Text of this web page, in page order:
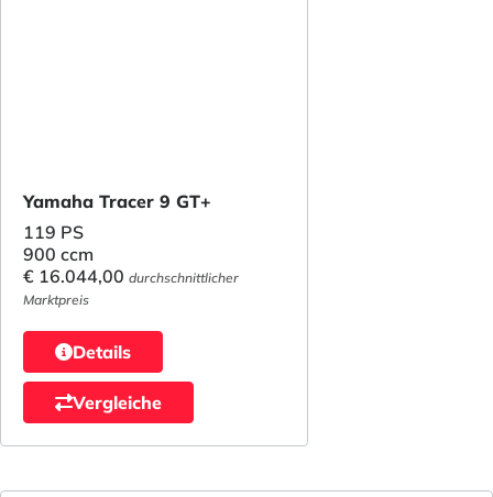
Yamaha Tracer 9 GT+
119 PS
900 ccm
€ 16.044,00 durchschnittlicher
Marktpreis
Details
Vergleiche